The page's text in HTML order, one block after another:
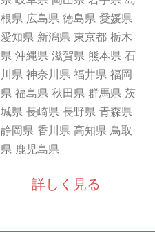
根県 広島県 徳島県 愛媛県
愛知県 新潟県 東京都 栃木
県 沖縄県 滋賀県 熊本県 石
川県 神奈川県 福井県 福岡
県 福島県 秋田県 群馬県 茨
城県 長崎県 長野県 青森県
静岡県 香川県 高知県 鳥取
県 鹿児島県
詳しく見る